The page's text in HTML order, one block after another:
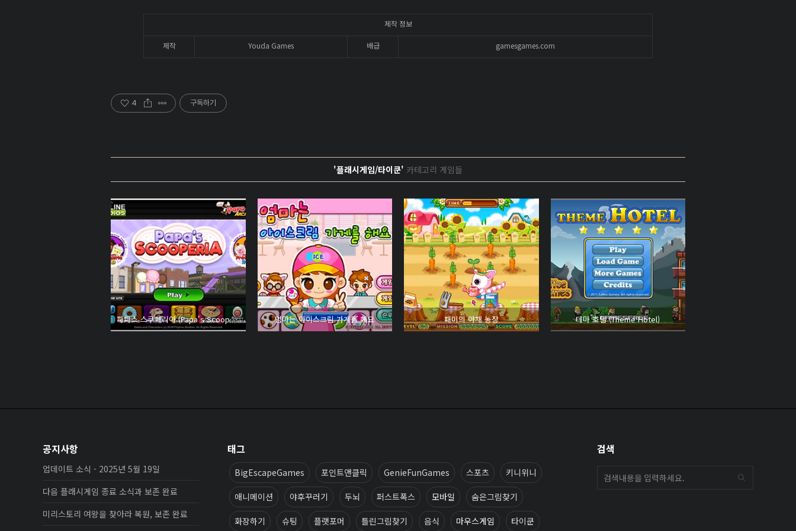
제작 정보
제작 Youda Games 배급 gamesgames.com
4 구독하기
'플래시게임/타이쿤' 카테고리 게임들
파파스 스쿠페리아 (Papa's Scooperia) 엄마는 아이스크림 가게를 해요 패미의 야채 농장 테마 호텔 (Theme Hotel)
공지사항
업데이트 소식 - 2025년 5월 19일
다음 플래시게임 종료 소식과 보존 완료
미리스토리 여왕을 찾아라 복원, 보존 완료
태그
BigEscapeGames 포인트앤클릭 GenieFunGames 스포츠 키니위니
애니메이션 야후꾸러기 두뇌 퍼스트폭스 모바일 숨은그림찾기
화장하기 슈팅 플랫포머 틀린그림찾기 음식 마우스게임 타이쿤
검색